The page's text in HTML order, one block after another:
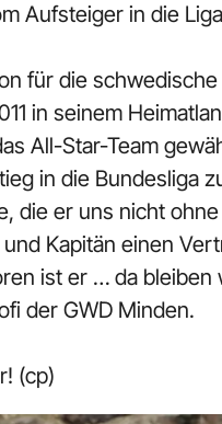
Aufsteiger in die
für die
in seinem
All-Star-Team
in die Bundesliga
die er uns nicht
Kapitän einen
ist er … da
der GWD Minden.
(cp)